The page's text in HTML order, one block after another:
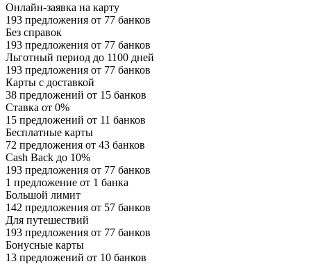
Онлайн-заявка на карту
193 предложения от 77 банков
Без справок
193 предложения от 77 банков
Льготный период до 1100 дней
193 предложения от 77 банков
Карты с доставкой
38 предложений от 15 банков
Ставка от 0%
15 предложений от 11 банков
Бесплатные карты
72 предложения от 43 банков
Cash Back до 10%
193 предложения от 77 банков
1 предложение от 1 банка
Большой лимит
142 предложения от 57 банков
Для путешествий
193 предложения от 77 банков
Бонусные карты
13 предложений от 10 банков